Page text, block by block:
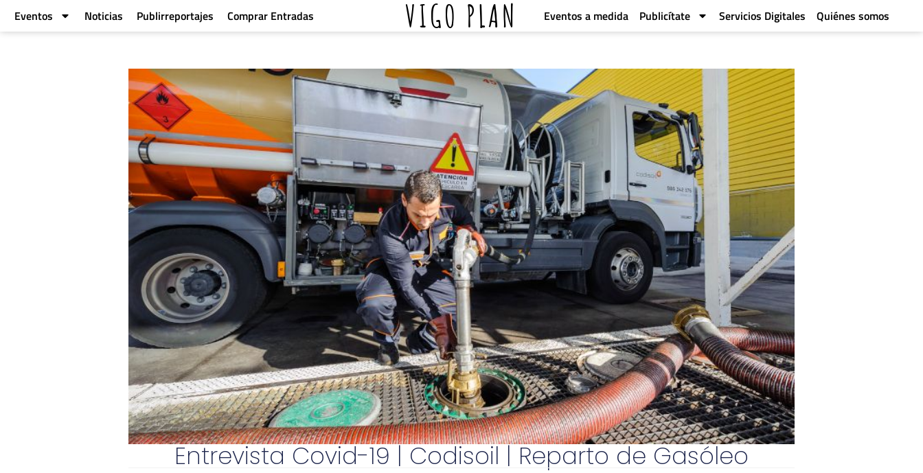
Eventos Noticias Publirreportajes Comprar Entradas VIGO PLAN Eventos a medida Publicítate Servicios Digitales Quiénes somos
Entrevista Covid-19 | Codisoil | Reparto de Gasóleo